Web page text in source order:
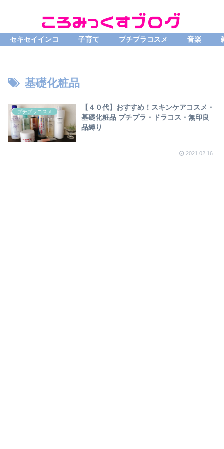
セキセイインコ 子育て プチプラコスメ 音楽
基礎化粧品
プチプラコスメ
【４０代】おすすめ！スキンケアコスメ・
基礎化粧品 プチプラ・ドラコス・無印良
品縛り
2021.02.16